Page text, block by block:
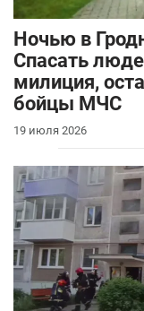
Ночью в
Спасать
милиция,
бойцы МЧС
19 июля 2026